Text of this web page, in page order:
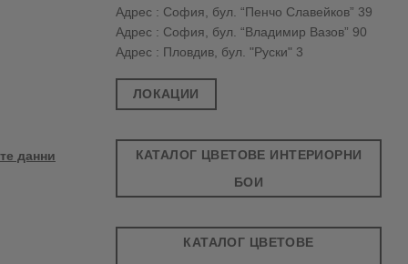
данни
Адрес : София, бул. “Пенчо Славейков” 39
Адрес : София, бул. “Владимир Вазов” 90
Адрес : Пловдив, бул. "Руски" 3
ЛОКАЦИИ
КАТАЛОГ ЦВЕТОВЕ ИНТЕРИОРНИ
БОИ
КАТАЛОГ ЦВЕТОВЕ